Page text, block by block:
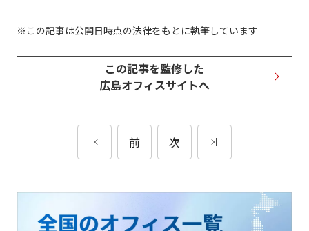
この記事は公開日時点の法律をもとに執筆しています
この記事を監修した
広島オフィスサイトへ
前 次